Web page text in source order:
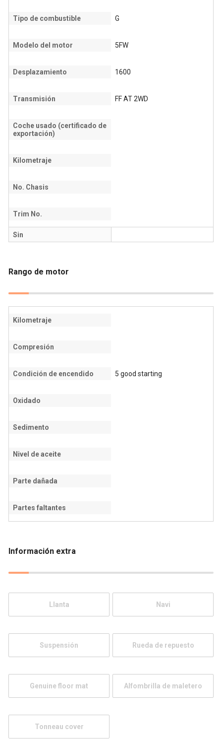
Tipo de combustible G
Modelo del motor 5FW
Desplazamiento 1600
Transmisión FF AT 2WD
Coche usado (certificado de
exportación)
Kilometraje
No. Chasis
Trim No.
Sin
Rango de motor
Kilometraje
Compresión
Condición de encendido 5 good starting
Oxidado
Sedimento
Nivel de aceite
Parte dañada
Partes faltantes
Información extra
Llanta Navi
Suspensión Rueda de repuesto
Genuine floor mat Alfombrilla de maletero
Tonneau cover